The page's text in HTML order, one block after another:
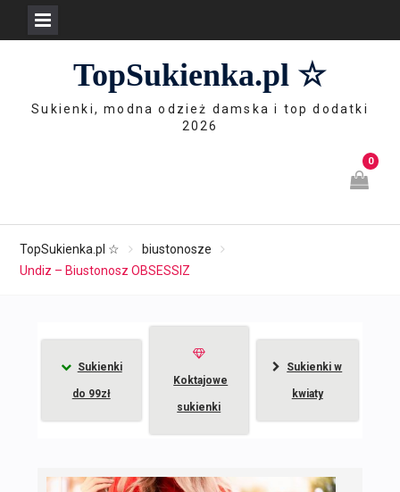
TopSukienka.pl ☆
Sukienki, modna odzież damska i top dodatki
2026
0
TopSukienka.pl ☆
biustonosze
Undiz – Biustonosz OBSESSIZ
Sukienki
do 99zł
Koktajowe
sukienki
Sukienki w
kwiaty